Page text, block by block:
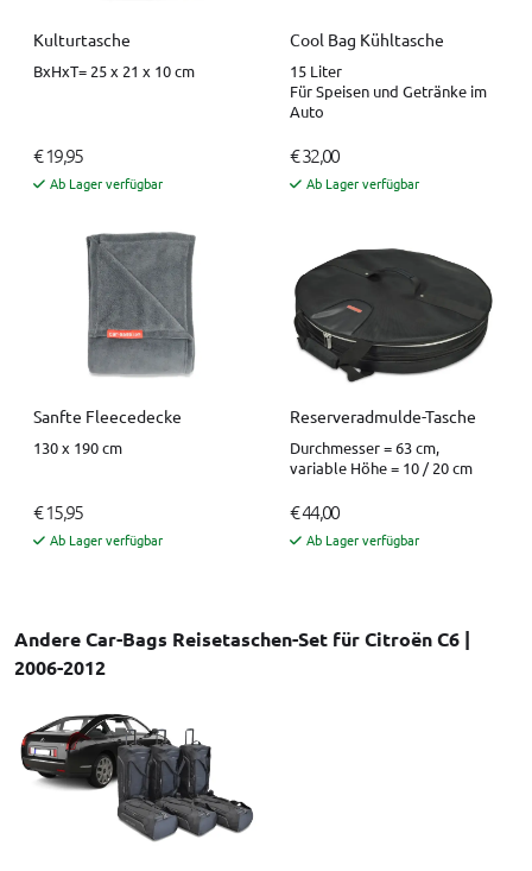
Kulturtasche
BxHxT= 25 x 21 x 10 cm
€ 19,95
Ab Lager verfügbar
Cool Bag Kühltasche
15 Liter
Für Speisen und Getränke im
Auto
€ 32,00
Ab Lager verfügbar
Sanfte Fleecedecke
130 x 190 cm
€ 15,95
Ab Lager verfügbar
Reserveradmulde-Tasche
Durchmesser = 63 cm,
variable Höhe = 10 / 20 cm
€ 44,00
Ab Lager verfügbar
Andere Car-Bags Reisetaschen-Set für Citroën C6 |
2006-2012